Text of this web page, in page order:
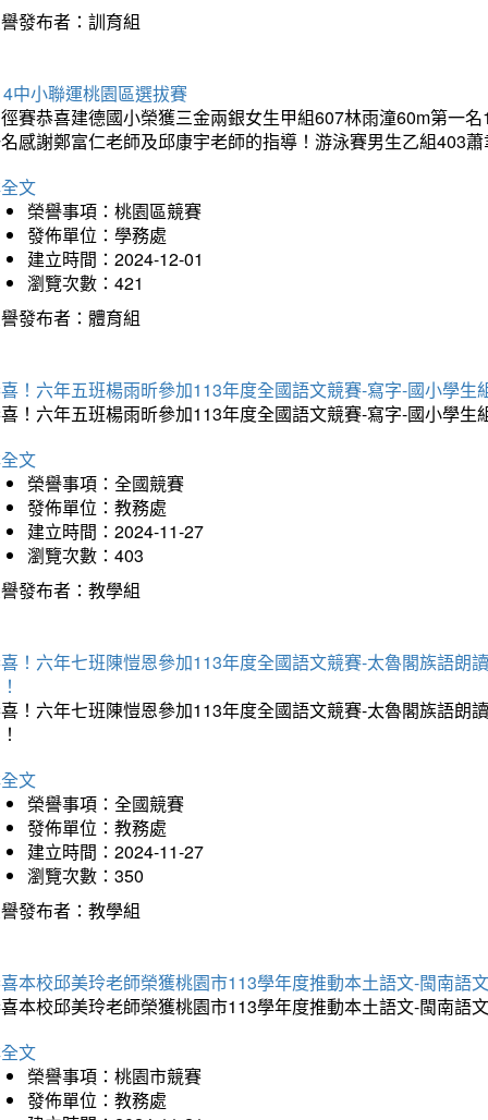
發布者：訓育組
中小聯運桃園區選拔賽
賽恭喜建德國小榮獲三金兩銀女生甲組607林雨潼60m第一
感謝鄭富仁老師及邱康宇老師的指導！游泳賽男生乙組403
文
榮譽事項：桃園區競賽
發佈單位：學務處
建立時間：2024-12-01
瀏覽次數：421
發布者：體育組
！六年五班楊雨昕參加113年度全國語文競賽-寫字-國小學
！六年五班楊雨昕參加113年度全國語文競賽-寫字-國小學
文
榮譽事項：全國競賽
發佈單位：教務處
建立時間：2024-11-27
瀏覽次數：403
發布者：教學組
！六年七班陳愷恩參加113年度全國語文競賽-太魯閣族語朗
！六年七班陳愷恩參加113年度全國語文競賽-太魯閣族語朗
文
榮譽事項：全國競賽
發佈單位：教務處
建立時間：2024-11-27
瀏覽次數：350
發布者：教學組
本校邱美玲老師榮獲桃園市113學年度推動本土語文-閩南語
本校邱美玲老師榮獲桃園市113學年度推動本土語文-閩南語
文
榮譽事項：桃園市競賽
發佈單位：教務處